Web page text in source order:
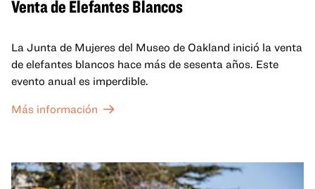
Venta de Elefantes Blancos
La Junta de Mujeres del Museo de Oakland inició la venta
de elefantes blancos hace más de sesenta años. Este
evento anual es imperdible.
Más información